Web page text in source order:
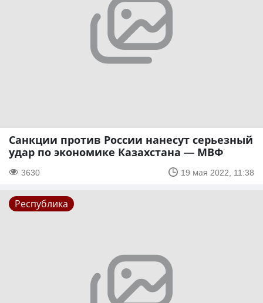
Санкции против России нанесут серьезный
удар по экономике Казахстана — МВФ
3630 19 мая 2022, 11:38
Республика